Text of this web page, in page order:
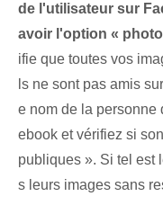
de l'utilisateur sur
avoir l'option «
ifie que toutes vos
ls ne sont pas amis
e nom de la personne
ebook et vérifiez si
publiques ». Si tel est
s leurs images sans